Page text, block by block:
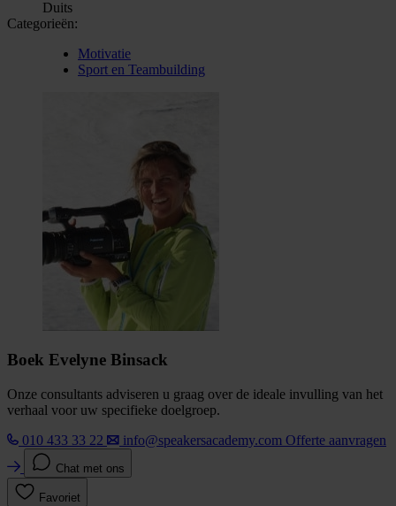
Duits
Categorieën:
Motivatie
Sport en Teambuilding
Boek Evelyne Binsack
Onze consultants adviseren u graag over de ideale invulling van het
verhaal voor uw specifieke doelgroep.
010 433 33 22
info@speakersacademy.com Offerte aanvragen
Chat met ons
Favoriet